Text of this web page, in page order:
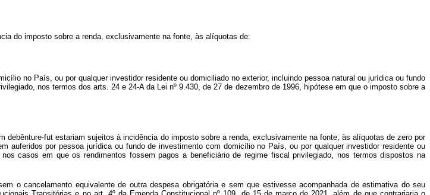
do imposto sobre a renda, exclusivamente na fonte, às alíquotas de:
no País, ou por qualquer investidor residente ou domiciliado no exterior, incluindo pessoa natural ou jurídica ou fundo
nos termos dos arts. 24 e 24-A da Lei nº 9.430, de 27 de dezembro de 1996, hipótese em que o imposto sobre a
debênture-fut estariam sujeitos à incidência do imposto sobre a renda, exclusivamente na fonte, às alíquotas de zero por
auferidos por pessoa jurídica ou fundo de investimento com domicílio no País, ou por qualquer investidor residente ou
casos em que os rendimentos fossem pagos a beneficiário de regime fiscal privilegiado, nos termos dispostos na
o cancelamento equivalente de outra despesa obrigatória e sem que estivesse acompanhada de estimativa do seu